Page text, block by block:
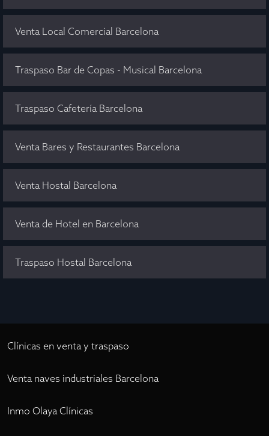
Venta Local Comercial Barcelona
Traspaso Bar de Copas - Musical Barcelona
Traspaso Cafetería Barcelona
Venta Bares y Restaurantes Barcelona
Venta Hostal Barcelona
Venta de Hotel en Barcelona
Traspaso Hostal Barcelona
Clínicas en venta y traspaso
Venta naves industriales Barcelona
Inmo Olaya Clínicas